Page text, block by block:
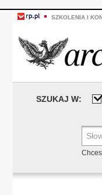
SZKOLENIA I
SZUKAJ W: